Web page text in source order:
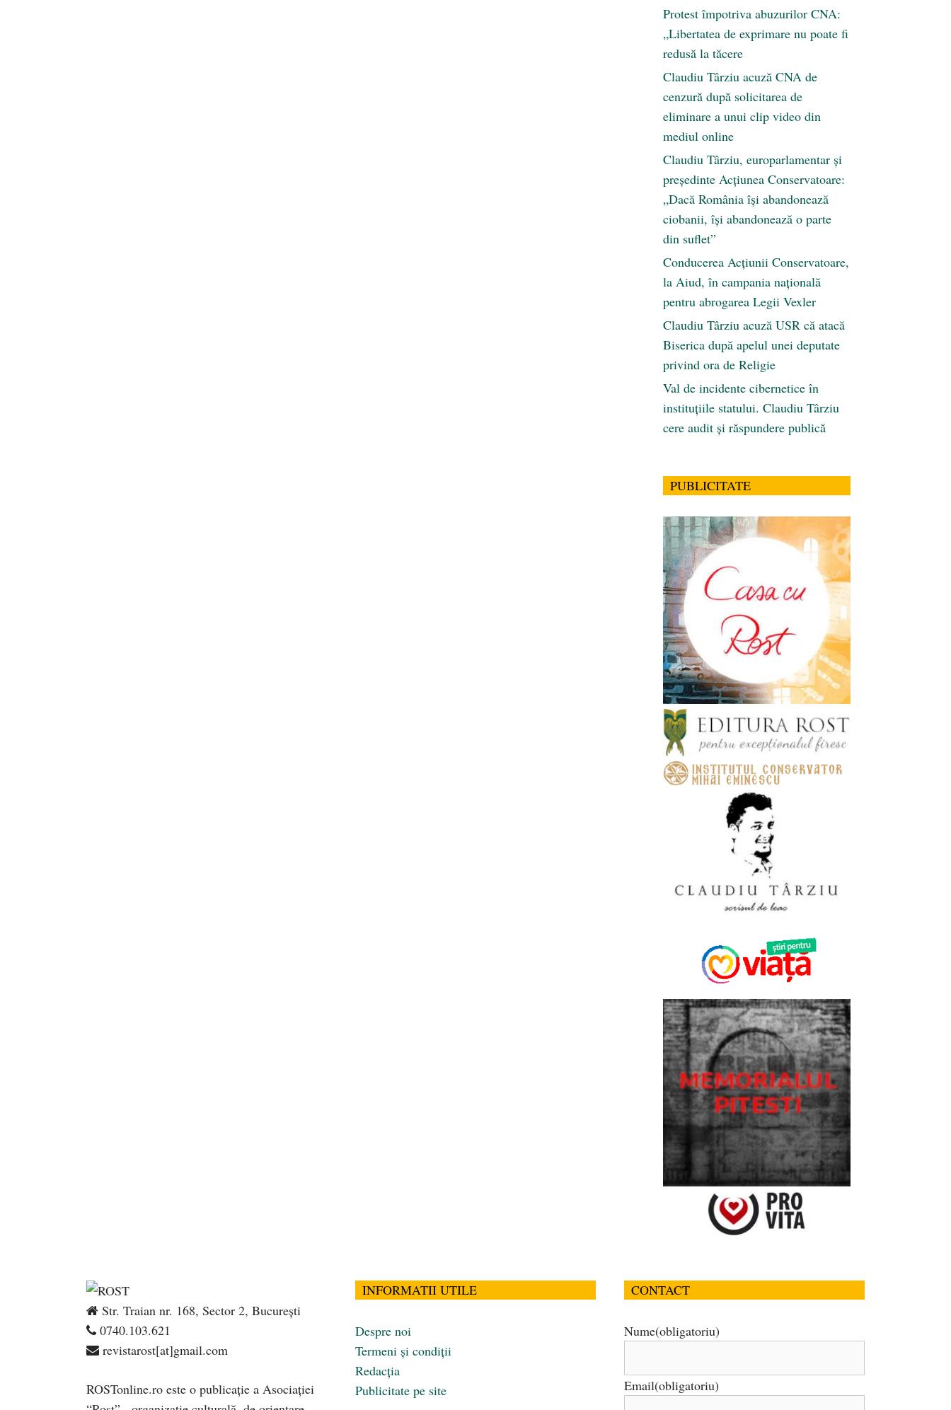
Protest împotriva abuzurilor CNA:
„Libertatea de exprimare nu poate fi
redusă la tăcere
Claudiu Târziu acuză CNA de
cenzură după solicitarea de
eliminare a unui clip video din
mediul online
Claudiu Târziu, europarlamentar și
președinte Acțiunea Conservatoare:
„Dacă România își abandonează
ciobanii, își abandonează o parte
din suflet”
Conducerea Acțiunii Conservatoare,
la Aiud, în campania națională
pentru abrogarea Legii Vexler
Claudiu Târziu acuză USR că atacă
Biserica după apelul unei deputate
privind ora de Religie
Val de incidente cibernetice în
instituțiile statului. Claudiu Târziu
cere audit și răspundere publică
PUBLICITATE
Str. Traian nr. 168, Sector 2, București
0740.103.621
revistarost[at]gmail.com
ROSTonline.ro este o publicaţie a Asociaţiei
INFORMATII UTILE
Despre noi
Termeni și condiții
Redacția
Publicitate pe site
CONTACT
Nume(obligatoriu)
Email(obligatoriu)